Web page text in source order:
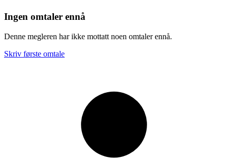
Ingen omtaler ennå
Denne megleren har ikke mottatt noen omtaler ennå.
Skriv første omtale